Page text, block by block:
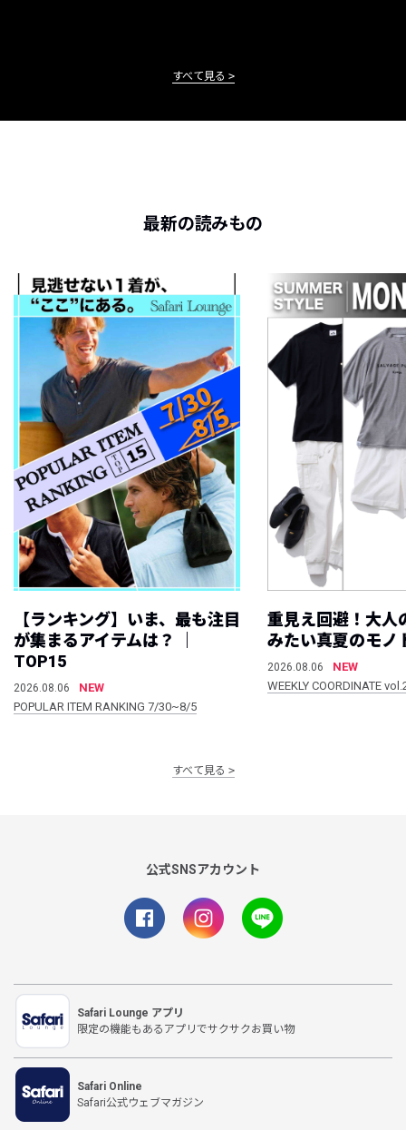
すべて見る
最新の読みもの
【ランキング】いま、最も注目
が集まるアイテムは？ ｜
TOP15
2026.08.06
NEW
POPULAR ITEM RANKING 7/30~8/5
重見え回避！大人
みたい真夏のモノ
2026.08.06
NEW
WEEKLY COORDINATE
すべて見る
公式SNSアカウント
Safari Lounge アプリ
限定の機能もあるアプリでサクサクお買い物
Safari Online
Safari公式ウェブマガジン